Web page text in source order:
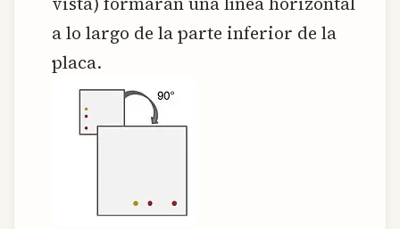
a lo largo de la parte inferior de la
placa.